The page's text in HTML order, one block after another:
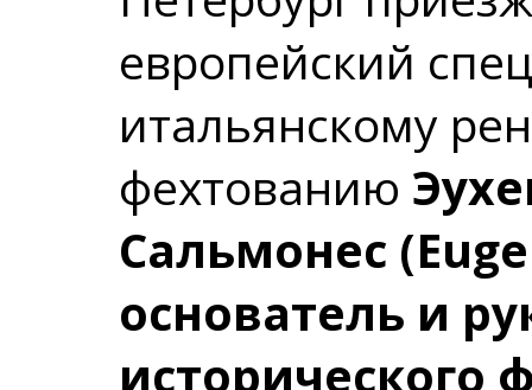
европейский
итальянскому
фехтованию
Сальмонес
основатель и
исторического